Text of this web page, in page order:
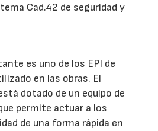
Cad.42 de seguridad y
es uno de los EPI de
en las obras. El
dotado de un equipo de
permite actuar a los
de una forma rápida en